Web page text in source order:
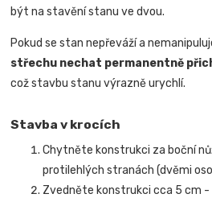
být na stavění stanu ve dvou.
Pokud se stan nepřeváží a
střechu nechat permanentně
což stavbu stanu výrazně urychlí.
Stavba v krocích
Chytněte konstrukci za boční
protilehlých stranách (dvěmi
Zvedněte konstrukci cca 5 cm -